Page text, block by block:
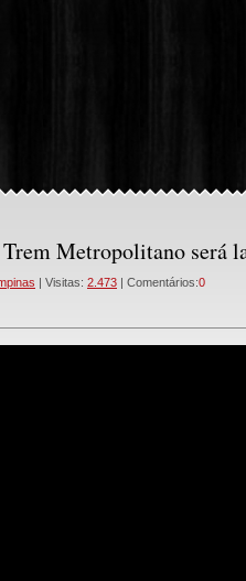
Metropolitano será
| Visitas: 2.473 | Comentários:0